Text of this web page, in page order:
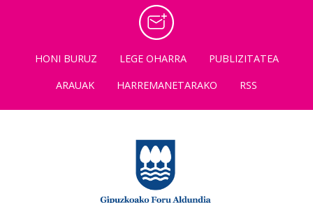
HONI BURUZ LEGE OHARRA
PUBLIZITATEA
ARAUAK
HARREMANETARAKO RSS